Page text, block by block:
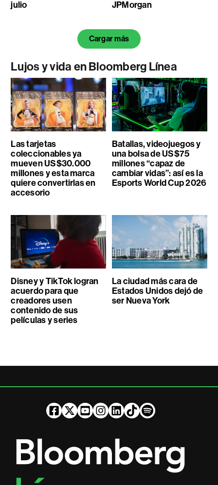
julio
JPMorgan
Cargar más
Lujos y vida en Bloomberg Línea
Las tarjetas
coleccionables ya
mueven US$30.000
millones y esta marca
quiere convertirlas en
accesorio
Batallas, videojuegos y
una bolsa de US$75
millones “capaz de
cambiar vidas”: así es la
Esports World Cup 2026
Disney y TikTok logran
acuerdo para que
creadores usen
contenido de sus
películas y series
La ciudad más cara de
Estados Unidos dejó de
ser Nueva York